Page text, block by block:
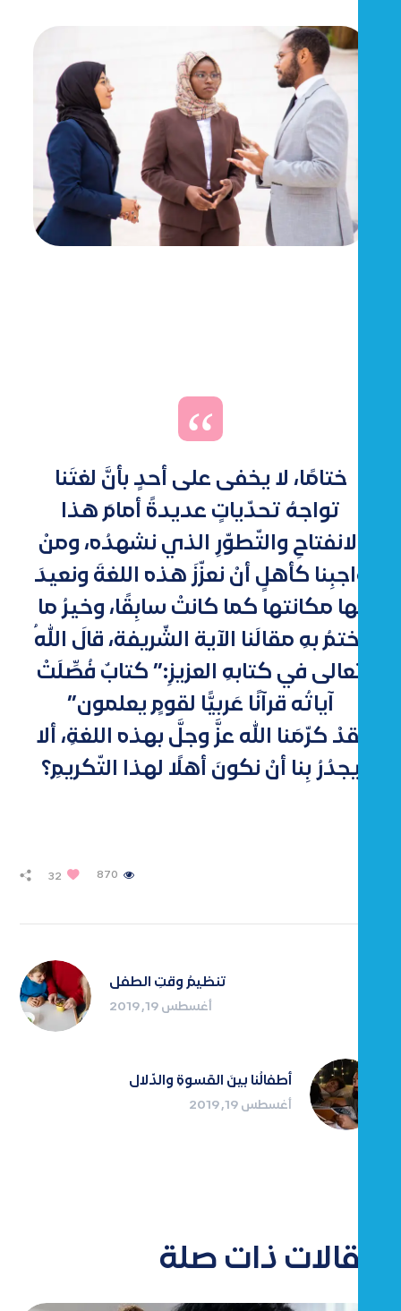
ختامًا، لا يخفى على أحدٍ بأنَّ لغتَنا
تواجهُ تحدّياتٍ عديدةً أمامَ هذا
الانفتاحِ والتّطوّرِ الذي نشهدُه، ومنْ
واجبِنا كأهلٍ أنْ نعزّزَ هذه اللغةَ ونعيدَ
لها مكانتها كما كانتْ سابِقًا، وخيرُ ما
نختمُ بهِ مقالَنا الآية الشّريفة، قالَ اللهُ
تعالى في كتابهِ العزيزِ:” كتابٌ فُصِّلَتْ
آياتُه قرآنًا عَربيًّا لقومٍ يعلمون”
لقدْ كرّمَنا الله عزَّ وجلَّ بهذه اللغةِ، ألا
يجدُرُ بِنا أنْ نكونَ أهلًا لهذا التّكريمِ؟
32 870
تنظيمُ وقتِ الطفل
أغسطس 19, 2019
أطفالُنا بينَ القسوةِ والدّلال
أغسطس 19, 2019
مقالات ذات صلة